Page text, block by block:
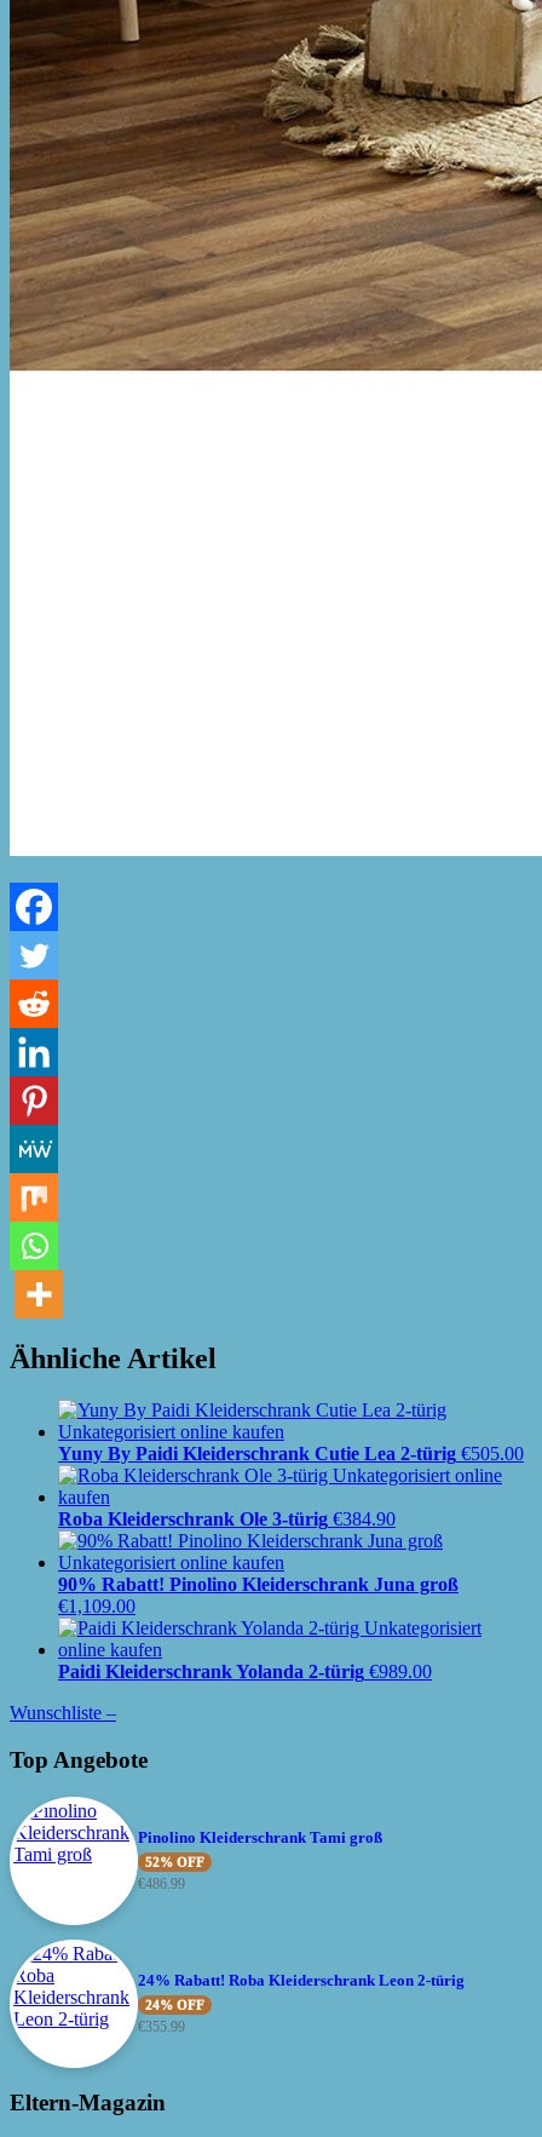
Ähnliche Artikel
Yuny By Paidi Kleiderschrank Cutie Lea 2-türig €505.00
Roba Kleiderschrank Ole 3-türig €384.90
90% Rabatt! Pinolino Kleiderschrank Juna groß
€1,109.00
Paidi Kleiderschrank Yolanda 2-türig €989.00
Wunschliste –
Top Angebote
Pinolino Kleiderschrank Tami groß
52% OFF
€486.99
24% Rabatt! Roba Kleiderschrank Leon 2-türig
24% OFF
€355.99
Eltern-Magazin